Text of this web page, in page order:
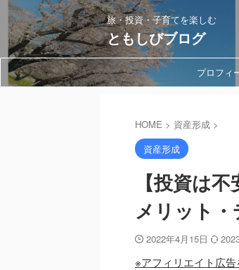
旅・投資・子育てを楽しむ
ともしびブログ
プロフィ
HOME > 資産形成 >
資産形成
【投資は
メリット・
2022年4月15日
※アフィリエイト広告